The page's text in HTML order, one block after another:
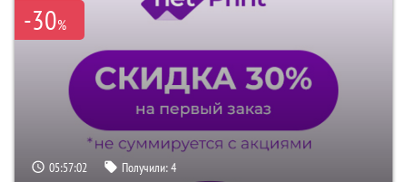
-30%
05:57:01 Получили:4